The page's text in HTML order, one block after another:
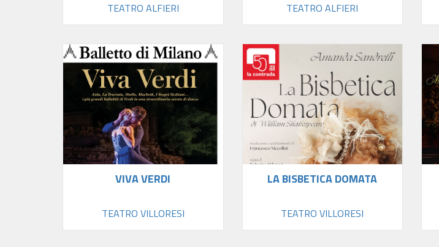
TEATRO ALFIERI TEATRO ALFIERI
VIVA VERDI
TEATRO VILLORESI
LA BISBETICA DOMATA
TEATRO VILLORESI